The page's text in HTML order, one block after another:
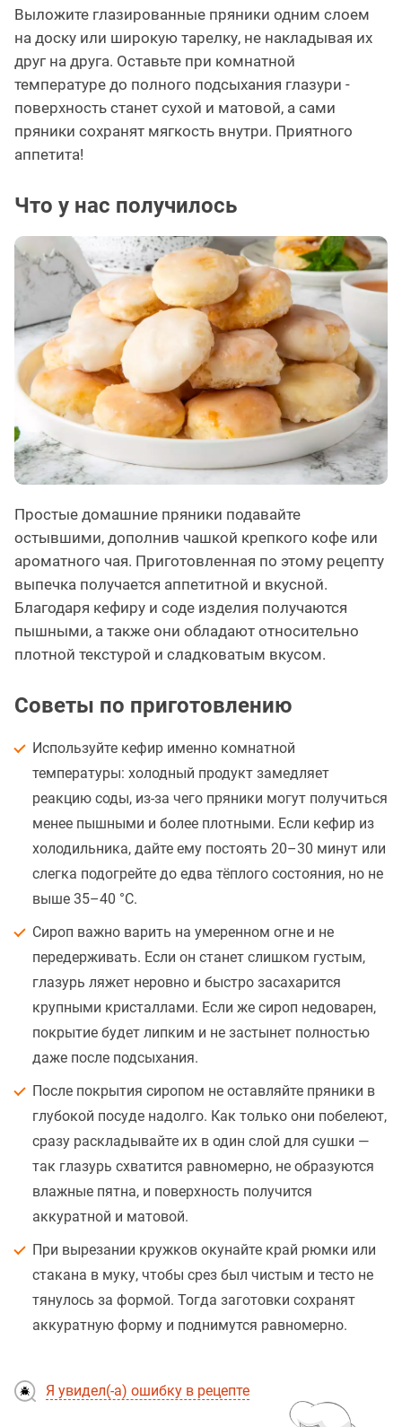
Выложите глазированные пряники одним слоем
на доску или широкую тарелку, не накладывая их
друг на друга. Оставьте при комнатной
температуре до полного подсыхания глазури -
поверхность станет сухой и матовой, а сами
пряники сохранят мягкость внутри. Приятного
аппетита!
Что у нас получилось
Простые домашние пряники подавайте
остывшими, дополнив чашкой крепкого кофе или
ароматного чая. Приготовленная по этому рецепту
выпечка получается аппетитной и вкусной.
Благодаря кефиру и соде изделия получаются
пышными, а также они обладают относительно
плотной текстурой и сладковатым вкусом.
Советы по приготовлению
Используйте кефир именно комнатной
температуры: холодный продукт замедляет
реакцию соды, из-за чего пряники могут получиться
менее пышными и более плотными. Если кефир из
холодильника, дайте ему постоять 20–30 минут или
слегка подогрейте до едва тёплого состояния, но не
выше 35–40 °C.
Сироп важно варить на умеренном огне и не
передерживать. Если он станет слишком густым,
глазурь ляжет неровно и быстро засахарится
крупными кристаллами. Если же сироп недоварен,
покрытие будет липким и не застынет полностью
даже после подсыхания.
После покрытия сиропом не оставляйте пряники в
глубокой посуде надолго. Как только они побелеют,
сразу раскладывайте их в один слой для сушки —
так глазурь схватится равномерно, не образуются
влажные пятна, и поверхность получится
аккуратной и матовой.
При вырезании кружков окунайте край рюмки или
стакана в муку, чтобы срез был чистым и тесто не
тянулось за формой. Тогда заготовки сохранят
аккуратную форму и поднимутся равномерно.
Я увидел(-а) ошибку в рецепте